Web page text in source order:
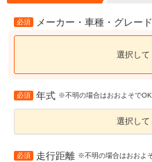
必須 メーカー・車種・グレード
選択して
必須 年式 ※不明の場合はおおよそで
選択して
必須 走行距離 ※不明の場合はおおよ